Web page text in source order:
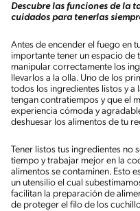
Descubre las funciones de la
cuidados para tenerlas
Antes de encender el fuego en
importante tener un espacio
manipular correctamente los
llevarlos a la olla. Uno de los
todos los ingredientes listos y a
tengan contratiempos y que el
experiencia cómoda y
deshuesar los alimentos de tu
Tener listos tus ingredientes no
tiempo y trabajar mejor en la
alimentos se contaminen. Esto
un utensilio el cual
facilitan la preparación de
de proteger el filo de los